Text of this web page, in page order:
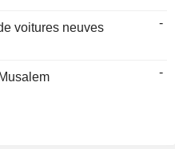
voitures neuves
-
-